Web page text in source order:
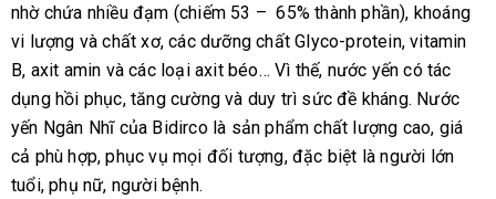
nhờ chứa nhiều đạm (chiếm 53 – 65% thành phần), khoáng
vi lượng và chất xơ, các dưỡng chất Glyco-protein, vitamin
B, axit amin và các loại axit béo… Vì thế, nước yến có tác
dụng hồi phục, tăng cường và duy trì sức đề kháng. Nước
yến Ngân Nhĩ của Bidirco là sản phẩm chất lượng cao, giá
cả phù hợp, phục vụ mọi đối tượng, đặc biệt là người lớn
tuổi, phụ nữ, người bệnh.